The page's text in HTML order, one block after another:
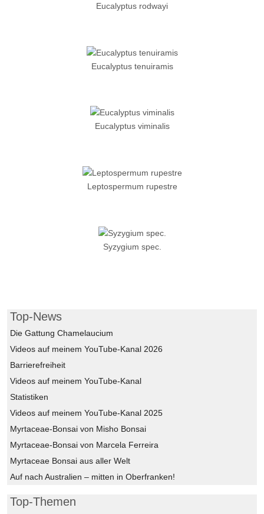
Eucalyptus rodwayi
Eucalyptus tenuiramis
Eucalyptus viminalis
Leptospermum rupestre
Syzygium spec.
Top-News
Die Gattung Chamelaucium
Videos auf meinem YouTube-Kanal 2026
Barrierefreiheit
Videos auf meinem YouTube-Kanal
Statistiken
Videos auf meinem YouTube-Kanal 2025
Myrtaceae-Bonsai von Misho Bonsai
Myrtaceae-Bonsai von Marcela Ferreira
Myrtaceae Bonsai aus aller Welt
Auf nach Australien – mitten in Oberfranken!
Top-Themen